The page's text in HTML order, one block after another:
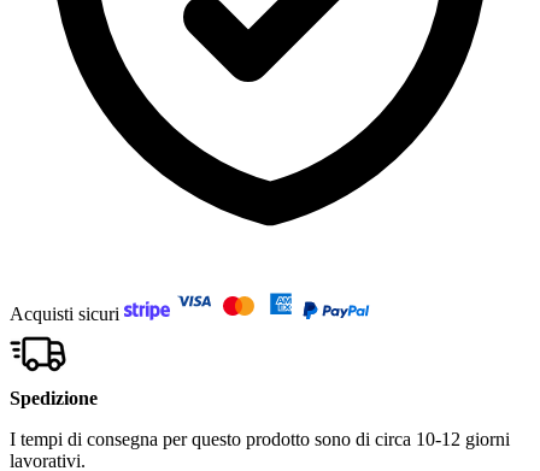
Acquisti sicuri
Spedizione
I tempi di consegna per questo prodotto sono di circa 10-12 giorni
lavorativi.